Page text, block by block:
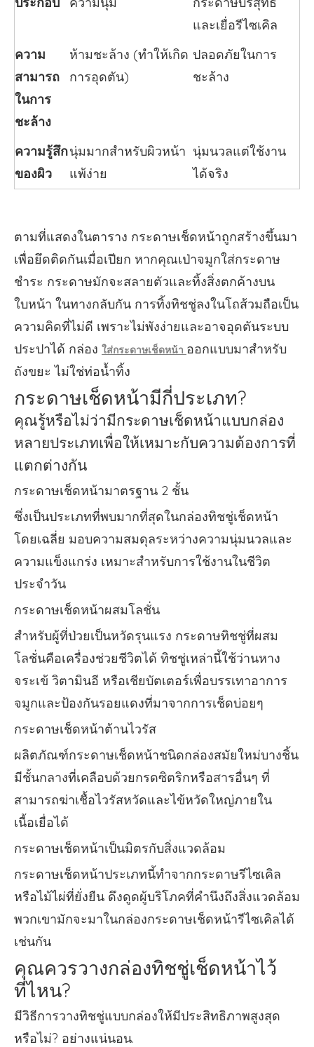
และเยื่อรีไซเคิล
ความ
สามารถ
ในการ
ชะล้าง
ห้ามชะล้าง (ทำให้เกิด
การอุดตัน)
ปลอดภัยในการ
ชะล้าง
ความรู้สึก
ของผิว
นุ่มมากสำหรับผิวหน้า
แพ้ง่าย
นุ่มนวลแต่ใช้งาน
ได้จริง
ตามที่แสดงในตาราง กระดาษเช็ดหน้าถูกสร้างขึ้นมา
เพื่อยึดติดกันเมื่อเปียก หากคุณเป่าจมูกใส่กระดาษ
ชำระ กระดาษมักจะสลายตัวและทิ้งสิ่งตกค้างบน
ใบหน้า ในทางกลับกัน การทิ้งทิชชู่ลงในโถส้วมถือเป็น
ความคิดที่ไม่ดี เพราะไม่พังง่ายและอาจอุดตันระบบ
ประปาได้ กล่อง ใส่กระดาษเช็ดหน้า ออกแบบมาสำหรับ
ถังขยะ ไม่ใช่ท่อน้ำทิ้ง
กระดาษเช็ดหน้ามีกี่ประเภท?
คุณรู้หรือไม่ว่ามีกระดาษเช็ดหน้าแบบกล่อง
หลายประเภทเพื่อให้เหมาะกับความต้องการที่
แตกต่างกัน
กระดาษเช็ดหน้ามาตรฐาน 2 ชั้น
ซึ่งเป็นประเภทที่พบมากที่สุดในกล่องทิชชู่เช็ดหน้า
โดยเฉลี่ย มอบความสมดุลระหว่างความนุ่มนวลและ
ความแข็งแกร่ง เหมาะสำหรับการใช้งานในชีวิต
ประจำวัน
กระดาษเช็ดหน้าผสมโลชั่น
สำหรับผู้ที่ป่วยเป็นหวัดรุนแรง กระดาษทิชชู่ที่ผสม
โลชั่นคือเครื่องช่วยชีวิตได้ ทิชชู่เหล่านี้ใช้ว่านหาง
จระเข้ วิตามินอี หรือเชียบัตเตอร์เพื่อบรรเทาอาการ
จมูกและป้องกันรอยแดงที่มาจากการเช็ดบ่อยๆ
กระดาษเช็ดหน้าต้านไวรัส
ผลิตภัณฑ์กระดาษเช็ดหน้าชนิดกล่องสมัยใหม่บางชิ้น
มีชั้นกลางที่เคลือบด้วยกรดซิตริกหรือสารอื่นๆ ที่
สามารถฆ่าเชื้อไวรัสหวัดและไข้หวัดใหญ่ภายใน
เนื้อเยื่อได้
กระดาษเช็ดหน้าเป็นมิตรกับสิ่งแวดล้อม
กระดาษเช็ดหน้าประเภทนี้ทำจากกระดาษรีไซเคิล
หรือไม้ไผ่ที่ยั่งยืน ดึงดูดผู้บริโภคที่คำนึงถึงสิ่งแวดล้อม
พวกเขามักจะมาในกล่องกระดาษเช็ดหน้ารีไซเคิลได้
เช่นกัน
คุณควรวางกล่องทิชชู่เช็ดหน้าไว้
ที่ไหน?
มีวิธีการวางทิชชู่แบบกล่องให้มีประสิทธิภาพสูงสุด
หรือไม่? อย่างแน่นอน.